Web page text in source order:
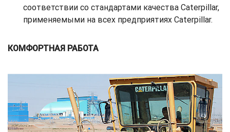
соответствии со стандартами качества Caterpillar,
применяемыми на всех предприятиях Caterpillar.
КОМФОРТНАЯ РАБОТА